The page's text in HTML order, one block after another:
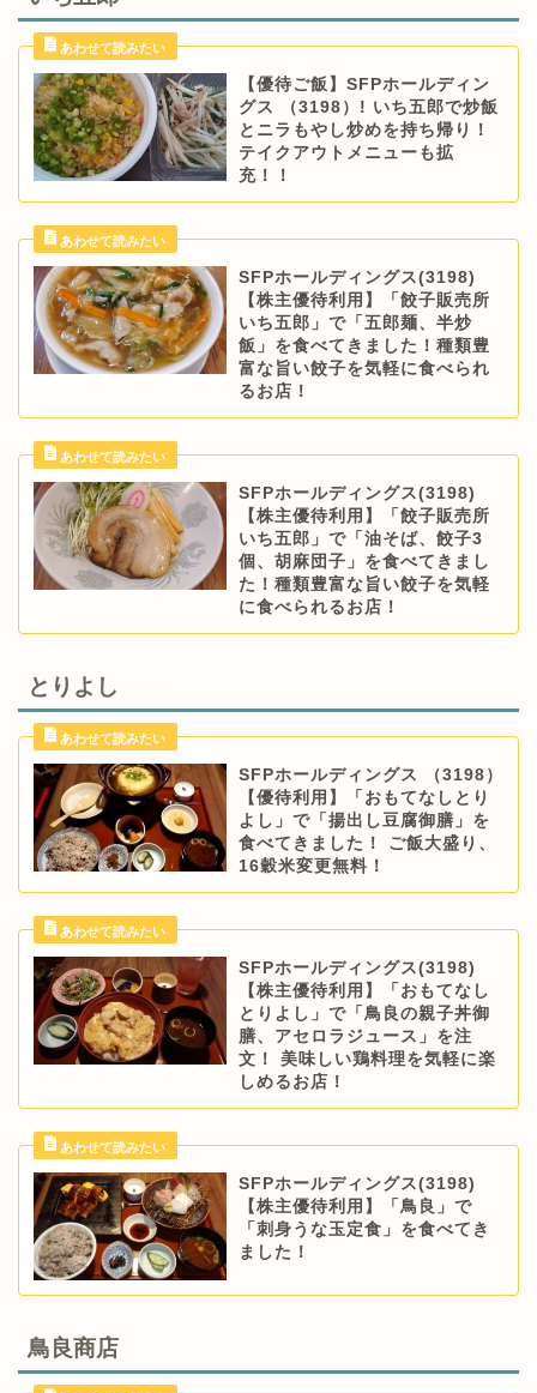
【優待ご飯】SFPホールディン
グス （3198）! いち五郎で炒飯
とニラもやし炒めを持ち帰り！
テイクアウトメニューも拡
充！！
SFPホールディングス(3198)
【株主優待利用】「餃子販売所
いち五郎」で「五郎麺、半炒
飯」を食べてきました！種類豊
富な旨い餃子を気軽に食べられ
るお店！
SFPホールディングス(3198)
【株主優待利用】「餃子販売所
いち五郎」で「油そば、餃子3
個、胡麻団子」を食べてきまし
た！種類豊富な旨い餃子を気軽
に食べられるお店！
とりよし
SFPホールディングス （3198）
【優待利用】「おもてなしとり
よし」で「揚出し豆腐御膳」を
食べてきました！ ご飯大盛り、
16穀米変更無料！
SFPホールディングス(3198)
【株主優待利用】「おもてなし
とりよし」で「鳥良の親子丼御
膳、アセロラジュース」を注
文！ 美味しい鶏料理を気軽に楽
しめるお店！
SFPホールディングス(3198)
【株主優待利用】「鳥良」で
「刺身うな玉定食」を食べてき
ました！
鳥良商店